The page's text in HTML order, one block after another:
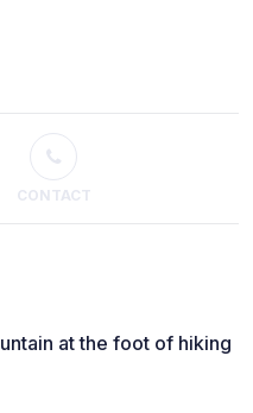
CONTACT
at the foot of hiking